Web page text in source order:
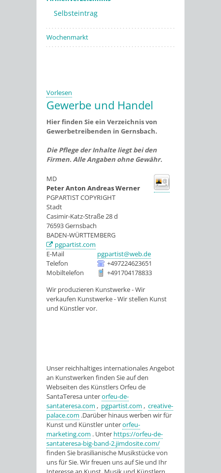
Selbsteintrag
Wochenmarkt
Vorlesen
Gewerbe und Handel
Hier finden Sie ein Verzeichnis von
Gewerbetreibenden in Gernsbach.
Die Pflege der Inhalte liegt bei den
Firmen. Alle Angaben ohne Gewähr.
MD
Peter Anton AndreasWerner
PGPARTIST COPYRIGHT
Stadt
Casimir-Katz-Straße 28 d
76593Gernsbach
BADEN-WÜRTTEMBERG
pgpartist.com
E-Mail
pgpartist@web.de
Telefon
+497224623651
Mobiltelefon
+491704178833
Wir produzieren Kunstwerke - Wir
verkaufen Kunstwerke - Wir stellen Kunst
und Künstler vor.
Unser reichhaltiges internationales Angebot
an Kunstwerken finden Sie auf den
Webseiten des Künstlers Orfeu de
SantaTeresa unterorfeu-de-
santateresa.com , pgpartist.com , creative-
palace.com .Darüber hinaus werben wir für
Kunst und Künstler unterorfeu-
marketing.com . Unter https://orfeu-de-
santateresa-big-band-2.jimdosite.com/
finden Sie brasilianische Musikstücke von
uns für Sie. Wir freuen uns auf Sie und Ihr